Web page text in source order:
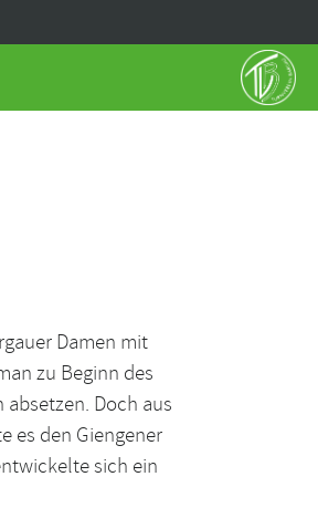
Damen mit
zu Beginn des
Doch aus
es den Giengener
sich ein